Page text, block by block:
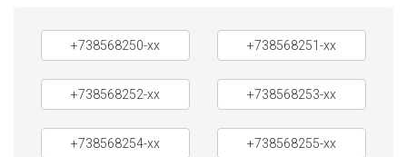
+738568250-xx +738568251-xx
+738568252-xx +738568253-xx
+738568254-xx +738568255-xx